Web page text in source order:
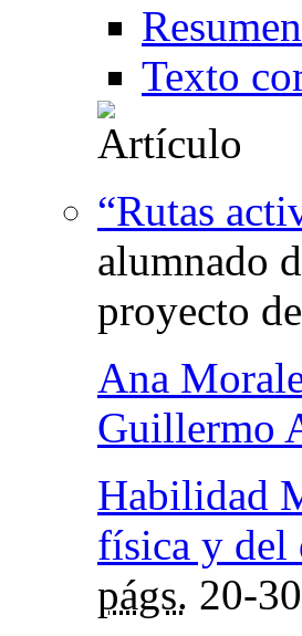
Resumen
Texto
“Rutas
alumnado
proyecto
Ana
Guillermo
Habilidad
física y del
págs. 20-30